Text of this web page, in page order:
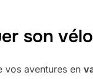
son
vos aventures en